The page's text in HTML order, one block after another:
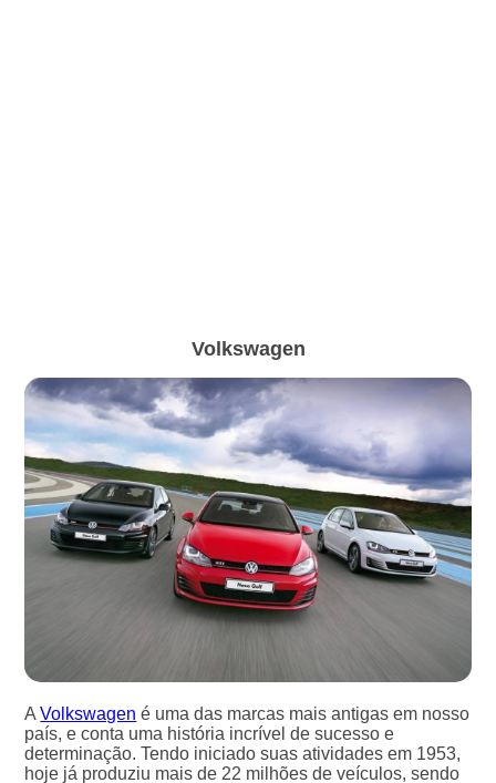
Volkswagen
AVolkswagen é uma das marcas mais antigas em nosso
país, e conta uma história incrível de sucesso e
determinação. Tendo iniciado suas atividades em 1953,
hoje já produziu mais de 22 milhões de veículos, sendo